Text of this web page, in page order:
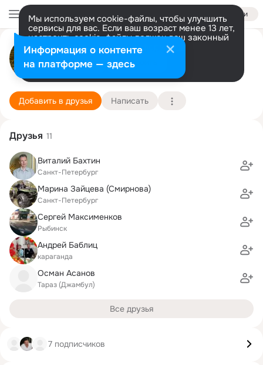
Войти
Мы используем cookie-файлы, чтобы улучшить
сервисы для вас. Если ваш возраст менее 13 лет,
настроить cookie-файлы должен ваш законный
представитель. Больше информации
Разрешить все Настроить
Александр Суриков
Санкт-Петербург
2 школа
Подробнее
Добавить в друзья Написать
Друзья 11
Виталий Бахтин
Санкт-Петербург
Марина Зайцева (Смирнова)
Санкт-Петербург
Сергей Максименков
Рыбинск
Андрей Баблиц
караганда
Осман Асанов
Тараз (Джамбул)
Все друзья
7 подписчиков
Информация о контенте
на платформе — здесь